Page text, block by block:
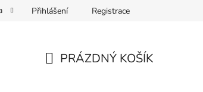
Přihlášení Registrace
PRÁZDNÝ KOŠÍK